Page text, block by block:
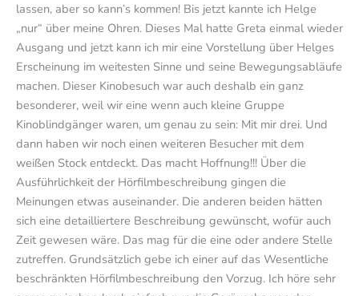
lassen, aber so kann’s kommen! Bis jetzt kannte ich Helge
„nur“ über meine Ohren. Dieses Mal hatte Greta einmal wieder
Ausgang und jetzt kann ich mir eine Vorstellung über Helges
Erscheinung im weitesten Sinne und seine Bewegungsabläufe
machen. Dieser Kinobesuch war auch deshalb ein ganz
besonderer, weil wir eine wenn auch kleine Gruppe
Kinoblindgänger waren, um genau zu sein: Mit mir drei. Und
dann haben wir noch einen weiteren Besucher mit dem
weißen Stock entdeckt. Das macht Hoffnung!!! Über die
Ausführlichkeit der Hörfilmbeschreibung gingen die
Meinungen etwas auseinander. Die anderen beiden hätten
sich eine detailliertere Beschreibung gewünscht, wofür auch
Zeit gewesen wäre. Das mag für die eine oder andere Stelle
zutreffen. Grundsätzlich gebe ich einer auf das Wesentliche
beschränkten Hörfilmbeschreibung den Vorzug. Ich höre sehr